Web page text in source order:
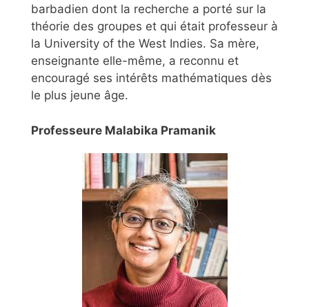
barbadien dont la recherche a porté sur la
théorie des groupes et qui était professeur à
la University of the West Indies. Sa mère,
enseignante elle-même, a reconnu et
encouragé ses intérêts mathématiques dès
le plus jeune âge.
Professeure Malabika Pramanik